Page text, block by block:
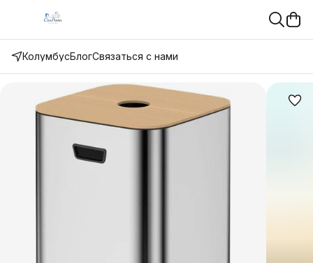
КолумбусБлогСвязаться с нами